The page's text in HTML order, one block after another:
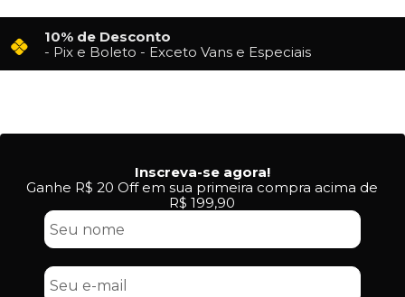
10% de Desconto
- Pix e Boleto - Exceto Vans e Especiais
Inscreva-se agora!
Ganhe R$ 20 Off em sua primeira compra acima de
R$ 199,90